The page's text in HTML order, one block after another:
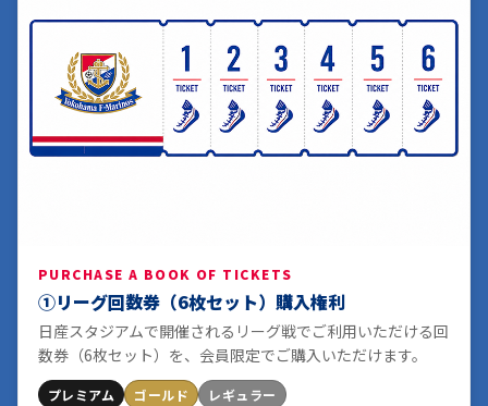
PURCHASE A BOOK OF TICKETS
①リーグ回数券（6枚セット）購入権利
日産スタジアムで開催されるリーグ戦でご利用いただける回
数券（6枚セット）を、会員限定でご購入いただけます。
プレミアム ゴールド レギュラー